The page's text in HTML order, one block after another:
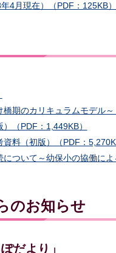
4月現在）（PDF：125KB）
期のカリキュラムモデル～
（PDF：1,449KB）
料（初版）（PDF：
ついて～幼保小の協働に
のお知らせ
だより」